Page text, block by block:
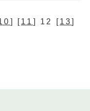
] [11 ] 12 [13]